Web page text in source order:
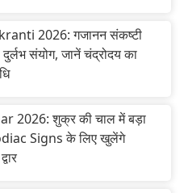
2026: गजानन संकष्टी
दुर्लभ संयोग, जानें चंद्रोदय का
2026: शुक्र की चाल में बड़ा
Signs के लिए खुलेंगे